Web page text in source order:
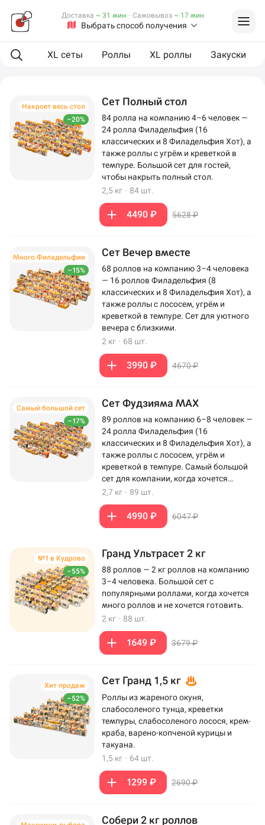
Выбрать способ получения
Доставка ~ 31 мин · Самовывоз ~ 17 мин
еда XL сеты Роллы XL роллы Закуски
–20%
Накроет весь стол Сет Полный стол
84 ролла на компанию 4–6 человек —
24 ролла Филадельфия (16
классических и 8 Филадельфия Хот), а
также роллы с угрём и креветкой в
темпуре. Большой сет для гостей,
чтобы накрыть полный стол.
2,5 кг · 84 шт.
4490 ₽ 5628 ₽
–15%
Много Филадельфии Сет Вечер вместе
68 роллов на компанию 3–4 человека
— 16 роллов Филадельфия (8
классических и 8 Филадельфия Хот), а
также роллы с лососем, угрём и
креветкой в темпуре. Сет для уютного
вечера с близкими.
2 кг · 68 шт.
3990 ₽ 4670 ₽
–17%
Самый большой сет Сет Фудзияма MAX
89 роллов на компанию 6–8 человек —
24 ролла Филадельфия (16
классических и 8 Филадельфия Хот), а
также роллы с лососем, угрём и
креветкой в темпуре. Самый большой
сет для компании, когда хочется
максимум роллов на столе.
2,7 кг · 89 шт.
4990 ₽ 6047 ₽
–55%
№1 в Кудрово Гранд Ультрасет 2 кг
88 роллов — 2 кг роллов на компанию
3–4 человека. Большой сет с
популярными роллами, когда хочется
много роллов и не хочется готовить.
2 кг · 88 шт.
1649 ₽ 3679 ₽
–52%
Хит продаж Сет Гранд 1,5 кг
Роллы из жареного окуня,
слабосоленого тунца, креветки
темпуры, слабосоленого лосося, крем-
краба, варено-копченой курицы и
такуана.
1,5 кг · 64 шт.
1299 ₽ 2690 ₽
Собери 2 кг роллов